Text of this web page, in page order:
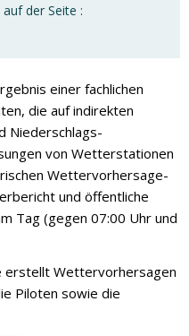
der Seite :
einer fachlichen
die auf indirekten
Niederschlags-
von Wetterstationen
Wettervorhersage-
und öffentliche
Tag (gegen 07:00 Uhr und
erstellt Wettervorhersagen
Piloten sowie die